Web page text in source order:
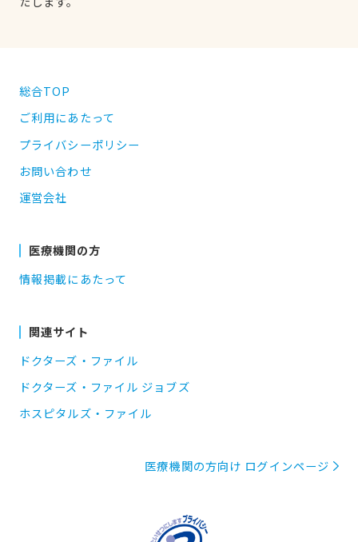
総合TOP
ご利用にあたって
プライバシーポリシー
お問い合わせ
運営会社
医療機関の方
情報掲載にあたって
関連サイト
ドクターズ・ファイル
ドクターズ・ファイル ジョブズ
ホスピタルズ・ファイル
医療機関の方向け ログインページ